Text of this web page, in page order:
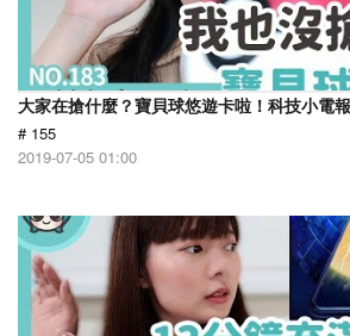
大家在搶什麼？寶貝球悠遊卡啦！科技小電
# 155
2019-07-05 01:00